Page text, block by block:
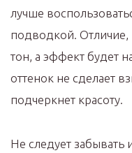
лучше
подводкой. Отличие,
тон, а эффект будет
оттенок не сделает
подчеркнет красоту.
Не следует забывать